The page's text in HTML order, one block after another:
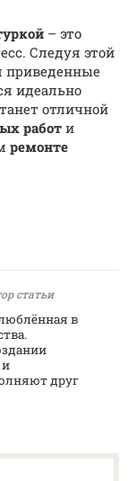
– это
Следуя этой
приведенные
идеально
отличной
работ и
ремонте
статьи
в
и
друг